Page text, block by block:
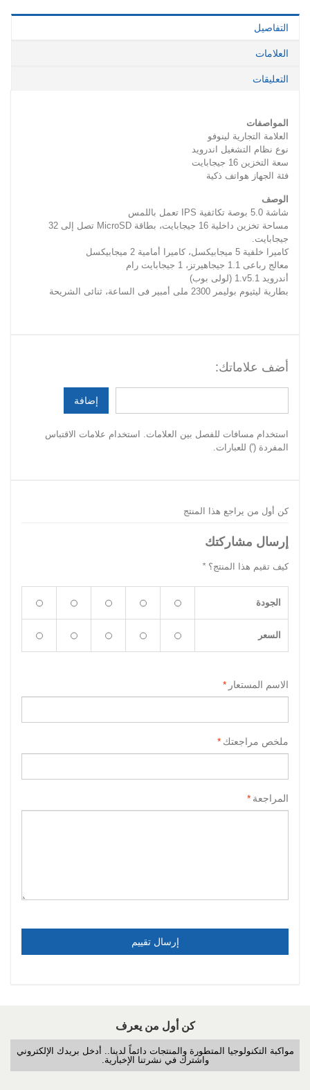
التفاصيل
العلامات
التعليقات
المواصفات
العلامة التجارية لينوفو
نوع نظام التشغيل اندرويد
سعة التخزين 16 جيجابايت
فئة الجهاز هواتف ذكية
الوصف
شاشة 5.0 بوصة تكاثفية IPS تعمل باللمس
مساحة تخزين داخلية 16 جيجابايت، بطاقة MicroSD تصل إلى 32
جيجابايت‏.‏
كاميرا خلفية 5 ميجابيكسل، كاميرا أمامية 2 ميجابيكسل
معالج رباعى 1.1 جيجاهيرتز، 1 جيجابايت رام
أندرويد v5.1‏.‏1 ‏(‏لولى بوب‏)‏
بطارية ليثيوم بوليمر 2300 ملى أمبير فى الساعة، ثنائى الشريحة
أضف علاماتك:
إضافة
استخدام مسافات للفصل بين العلامات. استخدام علامات الاقتباس
المفردة (') للعبارات.
كن أول من يراجع هذا المنتج
إرسال مشاركتك
كيف تقيم هذا المنتج؟*
الجودة
السعر
* الاسم المستعار
* ملخص مراجعتك
* المراجعة
إرسال تقييم
كن أول من يعرف
مواكبة التكنولوجيا المتطورة والمنتجات دائماً لدينا.. أدخل بريدك الإلكتروني
واشترك في نشرتنا الإخبارية.